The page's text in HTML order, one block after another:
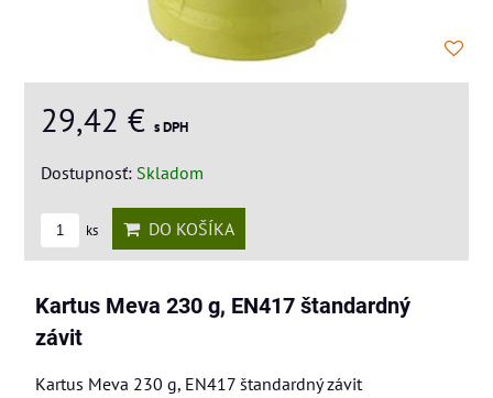
29,42 € s DPH
Dostupnosť: Skladom
ks DO KOŠÍKA
Kartus Meva 230 g, EN417 štandardný
závit
Kartus Meva 230 g, EN417 štandardný závit